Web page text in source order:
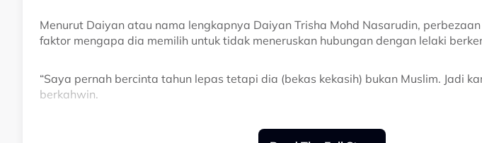
Menurut Daiyan atau nama lengkapnya Daiyan Trisha Mohd Nasarudin,
faktor mengapa dia memilih untuk tidak meneruskan hubungan dengan lelaki
“Saya pernah bercinta tahun lepas tetapi dia (bekas kekasih) bukan Muslim. Jadi
berkahwin.
“Saya bukan jenis yang bercinta untuk suka-suka, saya bercinta untuk berkahwin,”